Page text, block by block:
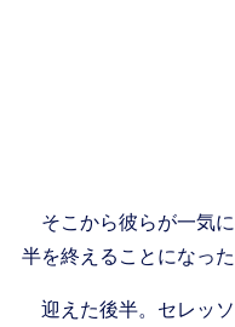
そこから彼らが一気
半を終えることになった
迎えた後半。セレッ